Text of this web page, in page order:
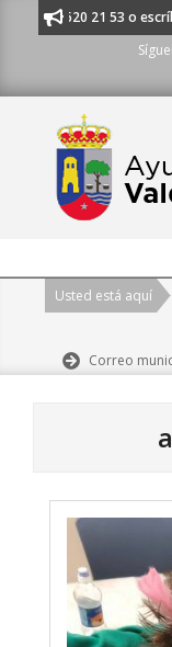
al 91 620 21 53 o
Navigation
Usted está aquí
Correo